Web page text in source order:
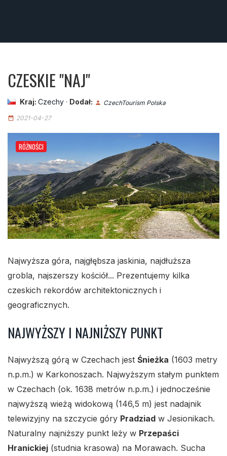
CZESKIE "NAJ"
Kraj: Czechy · Dodał: person CzechTourism Polska
date_range 2021-04-27
RÓŻNOŚCI
Najwyższa góra, najgłębsza jaskinia, najdłuższa
grobla, najszerszy kościół... Prezentujemy kilka
czeskich rekordów architektonicznych i
geograficznych.
NAJWYŻSZY I NAJNIŻSZY PUNKT
Najwyższą górą w Czechach jest Śnieżka (1603 metry
n.p.m.) w Karkonoszach. Najwyższym stałym punktem
w Czechach (ok. 1638 metrów n.p.m.) i jednocześnie
najwyższą wieżą widokową (146,5 m) jest nadajnik
telewizyjny na szczycie góry Pradziad w Jesionikach.
Naturalny najniższy punkt leży w Przepaści
Hranickiej (studnia krasowa) na Morawach. Sucha